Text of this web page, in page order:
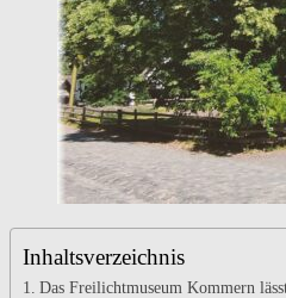
Inhaltsverzeichnis
Das Freilichtmuseum Kommern